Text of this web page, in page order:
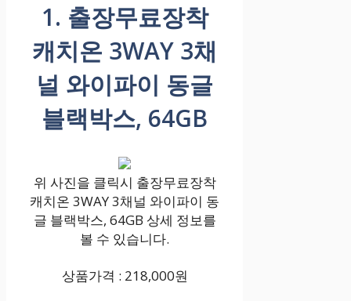
1. 출장무료장착
캐치온 3WAY 3채
널 와이파이 동글
블랙박스, 64GB
위 사진을 클릭시 출장무료장착
캐치온 3WAY 3채널 와이파이 동
글 블랙박스, 64GB 상세 정보를
볼 수 있습니다.
상품가격 : 218,000원